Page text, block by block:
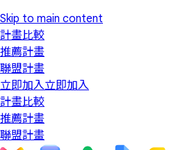
Skip to main content
計畫比較
推薦計畫
聯盟計畫
立即加入立即加入
計畫比較
推薦計畫
聯盟計畫